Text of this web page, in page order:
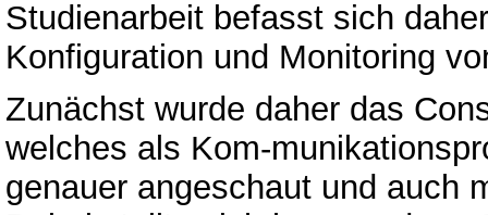
Studienarbeit befasst sich
Konfiguration und Monitoring
Zunächst wurde daher das
welches als Kom-
genauer angeschaut und auch